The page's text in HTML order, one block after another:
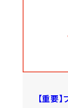
【重要